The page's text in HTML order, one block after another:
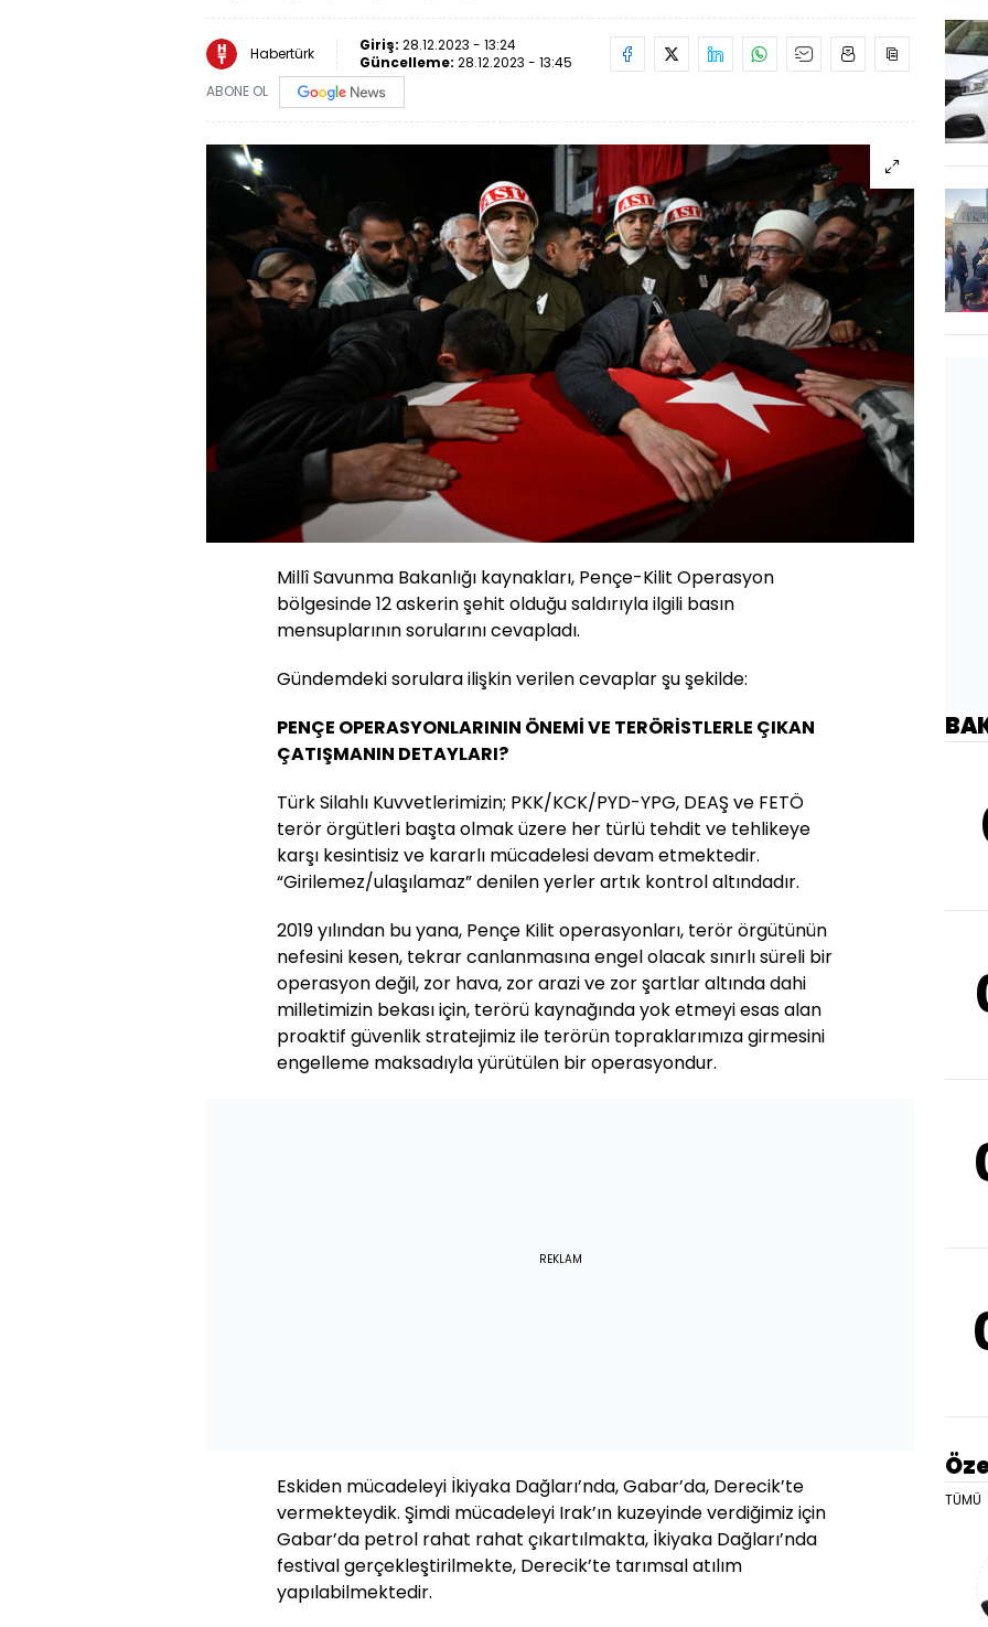
Habertürk Giriş: 28.12.2023 - 13:24
Güncelleme: 28.12.2023 - 13:45
ABONE OL
Millî Savunma Bakanlığı kaynakları, Pençe-Kilit Operasyon
bölgesinde 12 askerin şehit olduğu saldırıyla ilgili basın
mensuplarının sorularını cevapladı.
Gündemdeki sorulara ilişkin verilen cevaplar şu şekilde:
PENÇE OPERASYONLARININ ÖNEMİ VE TERÖRİSTLERLE ÇIKAN
ÇATIŞMANIN DETAYLARI?
Türk Silahlı Kuvvetlerimizin; PKK/KCK/PYD-YPG, DEAŞ ve FETÖ
terör örgütleri başta olmak üzere her türlü tehdit ve tehlikeye
karşı kesintisiz ve kararlı mücadelesi devam etmektedir.
“Girilemez/ulaşılamaz” denilen yerler artık kontrol altındadır.
2019 yılından bu yana, Pençe Kilit operasyonları, terör örgütünün
nefesini kesen, tekrar canlanmasına engel olacak sınırlı süreli bir
operasyon değil, zor hava, zor arazi ve zor şartlar altında dahi
milletimizin bekası için, terörü kaynağında yok etmeyi esas alan
proaktif güvenlik stratejimiz ile terörün topraklarımıza girmesini
engelleme maksadıyla yürütülen bir operasyondur.
REKLAM
Eskiden mücadeleyi İkiyaka Dağları’nda, Gabar’da, Derecik’te
vermekteydik. Şimdi mücadeleyi Irak’ın kuzeyinde verdiğimiz için
Gabar’da petrol rahat rahat çıkartılmakta, İkiyaka Dağları’nda
festival gerçekleştirilmekte, Derecik’te tarımsal atılım
yapılabilmektedir.
TÜMÜ